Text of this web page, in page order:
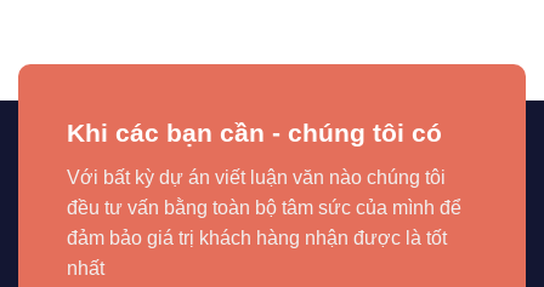
Khi các bạn cần - chúng tôi có
Với bất kỳ dự án viết luận văn nào chúng tôi
đều tư vấn bằng toàn bộ tâm sức của mình để
đảm bảo giá trị khách hàng nhận được là tốt
nhất